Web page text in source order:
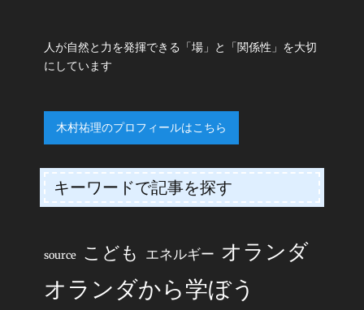
人が自然と力を発揮できる「場」と「関係性」を大切
にしています
木村祐理のプロフィールはこちら
キーワードで記事を探す
source こども エネルギー オランダ
オランダから学ぼう